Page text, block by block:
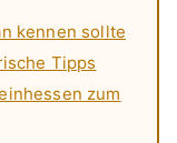
kennen sollte
Tipps
zum